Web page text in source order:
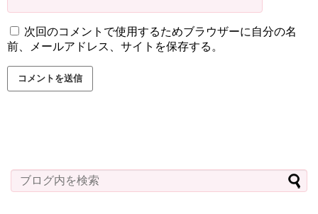
次回のコメントで使用するためブラウザーに自分の名
前、メールアドレス、サイトを保存する。